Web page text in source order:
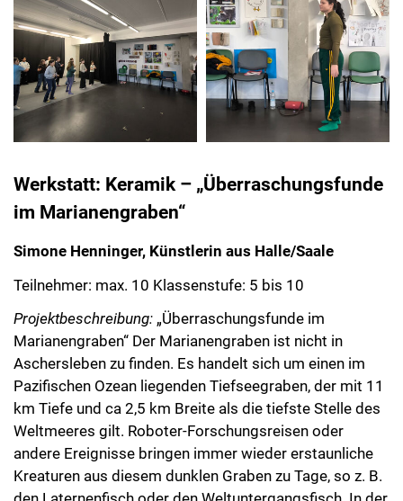
Werkstatt: Keramik – „Überraschungsfunde
im Marianengraben“
Simone Henninger, Künstlerin aus Halle/Saale
Teilnehmer: max. 10 Klassenstufe: 5 bis 10
Projektbeschreibung: „Überraschungsfunde im
Marianengraben“ Der Marianengraben ist nicht in
Aschersleben zu finden. Es handelt sich um einen im
Pazifischen Ozean liegenden Tiefseegraben, der mit 11
km Tiefe und ca 2,5 km Breite als die tiefste Stelle des
Weltmeeres gilt. Roboter-Forschungsreisen oder
andere Ereignisse bringen immer wieder erstaunliche
Kreaturen aus diesem dunklen Graben zu Tage, so z. B.